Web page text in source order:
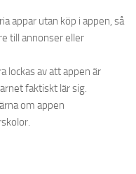
appar utan köp i appen, så
till annonser eller
lockas av att appen är
faktiskt lär sig.
om appen